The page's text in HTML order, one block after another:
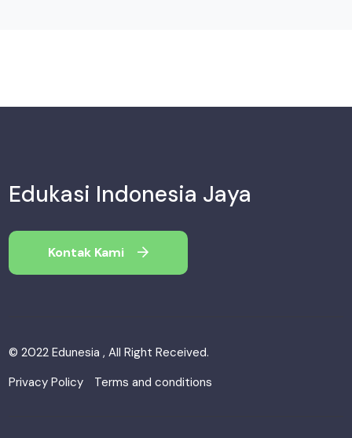
Edukasi Indonesia Jaya
Kontak Kami
© 2022 Edunesia , All Right Received.
Privacy Policy
Terms and conditions